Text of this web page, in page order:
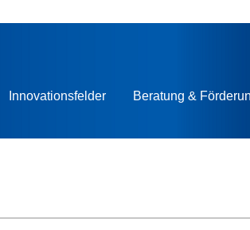
Innovationsfelder Beratung &